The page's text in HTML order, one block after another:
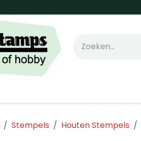
Stempels Houten Stempels